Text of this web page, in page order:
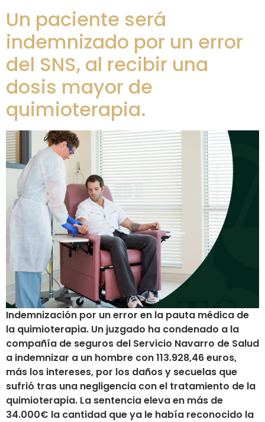
Un paciente será
indemnizado por un error
del SNS, al recibir una
dosis mayor de
quimioterapia.
Indemnización por un error en la pauta médica de
la quimioterapia. Un juzgado ha condenado a la
compañía de seguros del Servicio Navarro de Salud
a indemnizar a un hombre con 113.928,46 euros,
más los intereses, por los daños y secuelas que
sufrió tras una negligencia con el tratamiento de la
quimioterapia. La sentencia eleva en más de
34.000€ la cantidad que ya le había reconocido la